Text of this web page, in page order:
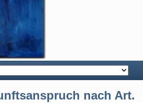
nach Art.